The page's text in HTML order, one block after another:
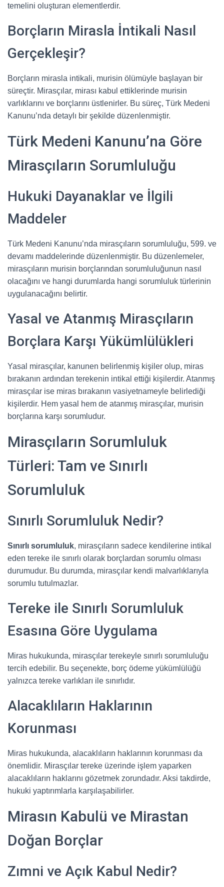
temelini oluşturan elementlerdir.
Borçların Mirasla İntikali Nasıl
Gerçekleşir?
Borçların mirasla intikali, murisin ölümüyle başlayan bir
süreçtir. Mirasçılar, mirası kabul ettiklerinde murisin
varlıklarını ve borçlarını üstlenirler. Bu süreç, Türk Medeni
Kanunu’nda detaylı bir şekilde düzenlenmiştir.
Türk Medeni Kanunu’na Göre
Mirasçıların Sorumluluğu
Hukuki Dayanaklar ve İlgili
Maddeler
Türk Medeni Kanunu’nda mirasçıların sorumluluğu, 599. ve
devamı maddelerinde düzenlenmiştir. Bu düzenlemeler,
mirasçıların murisin borçlarından sorumluluğunun nasıl
olacağını ve hangi durumlarda hangi sorumluluk türlerinin
uygulanacağını belirtir.
Yasal ve Atanmış Mirasçıların
Borçlara Karşı Yükümlülükleri
Yasal mirasçılar, kanunen belirlenmiş kişiler olup, miras
bırakanın ardından terekenin intikal ettiği kişilerdir. Atanmış
mirasçılar ise miras bırakanın vasiyetnameyle belirlediği
kişilerdir. Hem yasal hem de atanmış mirasçılar, murisin
borçlarına karşı sorumludur.
Mirasçıların Sorumluluk
Türleri: Tam ve Sınırlı
Sorumluluk
Sınırlı Sorumluluk Nedir?
Sınırlı sorumluluk, mirasçıların sadece kendilerine intikal
eden tereke ile sınırlı olarak borçlardan sorumlu olması
durumudur. Bu durumda, mirasçılar kendi malvarlıklarıyla
sorumlu tutulmazlar.
Tereke ile Sınırlı Sorumluluk
Esasına Göre Uygulama
Miras hukukunda, mirasçılar terekeyle sınırlı sorumluluğu
tercih edebilir. Bu seçenekte, borç ödeme yükümlülüğü
yalnızca tereke varlıkları ile sınırlıdır.
Alacaklıların Haklarının
Korunması
Miras hukukunda, alacaklıların haklarının korunması da
önemlidir. Mirasçılar tereke üzerinde işlem yaparken
alacaklıların haklarını gözetmek zorundadır. Aksi takdirde,
hukuki yaptırımlarla karşılaşabilirler.
Mirasın Kabulü ve Mirastan
Doğan Borçlar
Zımni ve Açık Kabul Nedir?